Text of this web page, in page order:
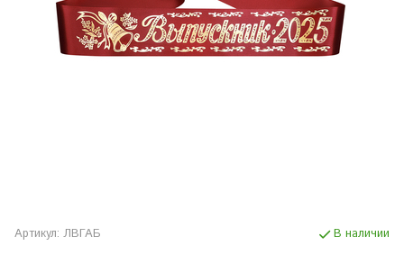
Артикул: ЛВГАБ В наличии